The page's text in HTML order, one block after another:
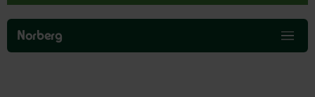
Hoppa
över
menyn
Norberg